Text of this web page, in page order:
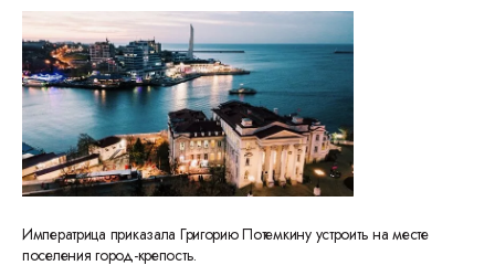
Императрица приказала Григорию Потемкину устроить на месте
поселения город-крепость.